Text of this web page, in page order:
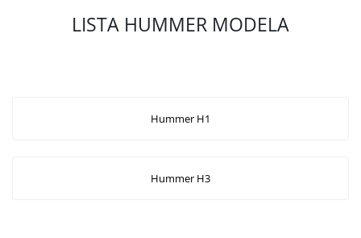
LISTA HUMMER MODELA
Hummer H1
Hummer H3